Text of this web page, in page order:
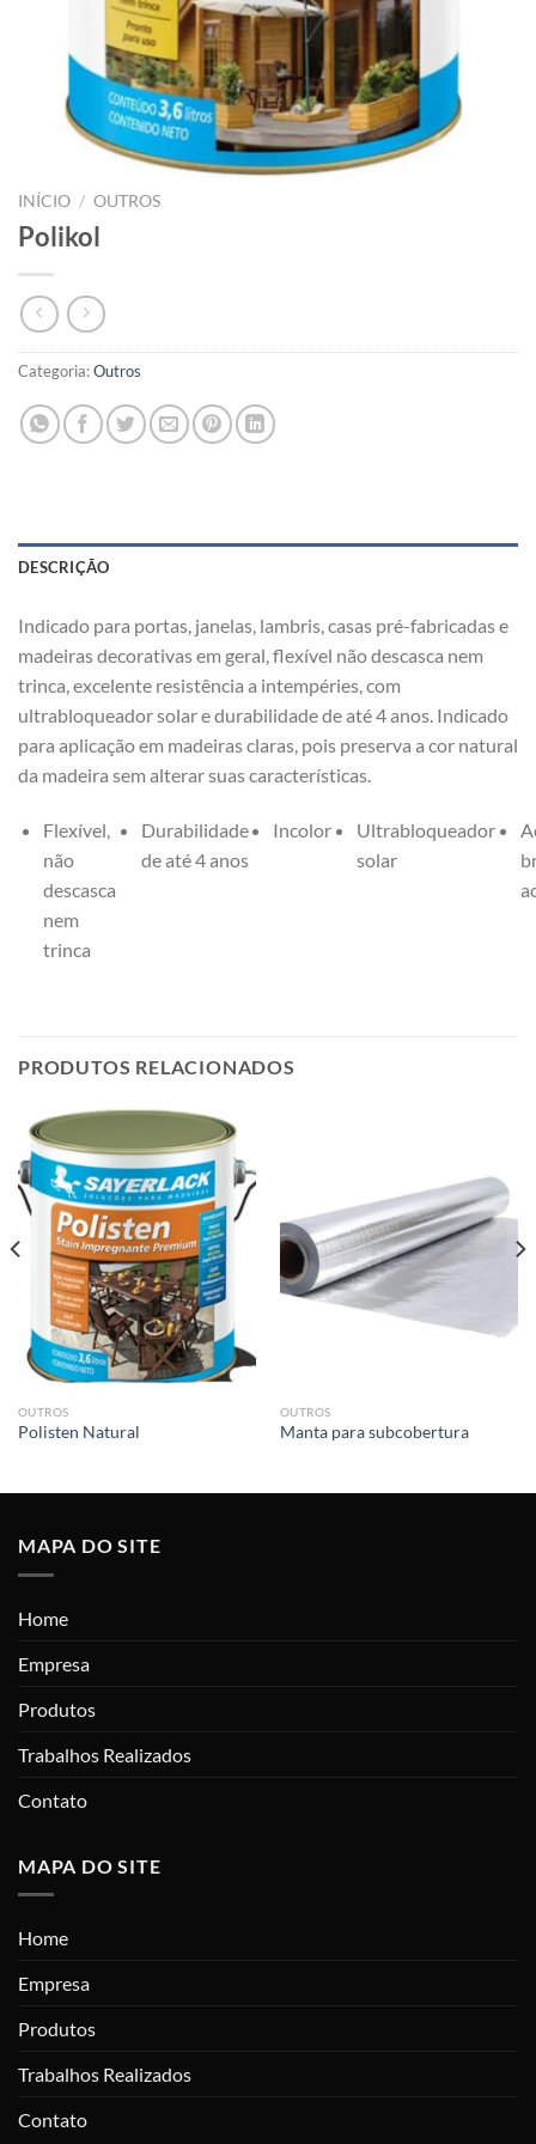
INÍCIO / OUTROS
Polikol
Categoria:Outros
DESCRIÇÃO
Indicado para portas, janelas, lambris, casas pré-fabricadas e
madeiras decorativas em geral, flexível não descasca nem
trinca, excelente resistência a intempéries, com
ultrabloqueador solar e durabilidade de até 4 anos. Indicado
para aplicação em madeiras claras, pois preserva a cor natural
da madeira sem alterar suas características.
Flexível,
não
descasca
nem
trinca
Durabilidade
de até 4 anos
Incolor
Ultrabloqueador
solar
PRODUTOS RELACIONADOS
OUTROS
Polisten Natural
OUTROS
Manta para subcobertura
MAPA DO SITE
Home
Empresa
Produtos
Trabalhos Realizados
Contato
MAPA DO SITE
Home
Empresa
Produtos
Trabalhos Realizados
Contato